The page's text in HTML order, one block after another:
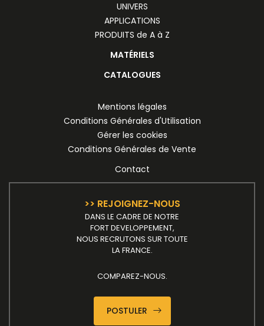
UNIVERS
APPLICATIONS
PRODUITS de A à Z
MATÉRIELS
CATALOGUES
Mentions légales
Conditions Générales d'Utilisation
Gérer les cookies
Conditions Générales de Vente
Contact
>> REJOIGNEZ-NOUS
DANS LE CADRE DE NOTRE
FORT DEVELOPPEMENT,
NOUS RECRUTONS SUR TOUTE
LA FRANCE.
COMPAREZ-NOUS.
POSTULER